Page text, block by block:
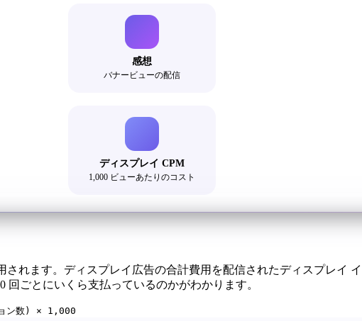
感想
バナービューの配信
ディスプレイ CPM
1,000 ビューあたりのコスト
れます。ディスプレイ広告の合計費用を配信されたディスプレイ
ごとにいくら支払っているのかがわかります。
ョン数) × 1,000